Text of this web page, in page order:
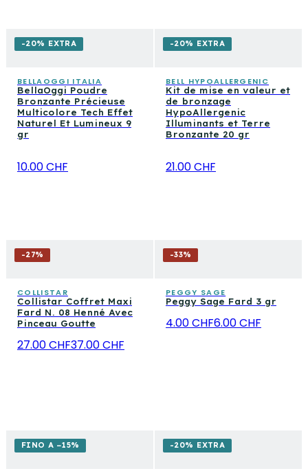
-20% EXTRA
BELLAOGGI ITALIA
BellaOggi Poudre
Bronzante Précieuse
Multicolore Tech Effet
Naturel Et Lumineux 9
gr
10.00 CHF
-20% EXTRA
BELL HYPOALLERGENIC
Kit de mise en valeur et
de bronzage
HypoAllergenic
Illuminants et Terre
Bronzante 20 gr
21.00 CHF
-27%
COLLISTAR
Collistar Coffret Maxi
Fard N. 08 Henné Avec
Pinceau Goutte
27.00 CHF37.00 CHF
-33%
PEGGY SAGE
Peggy Sage Fard 3 gr
4.00 CHF6.00 CHF
FINO A −15% -20% EXTRA